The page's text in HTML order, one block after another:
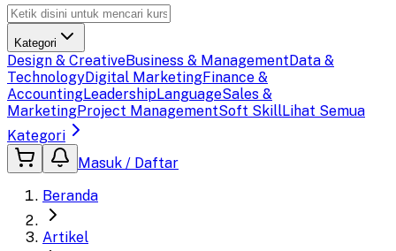
Kategori
Design & CreativeBusiness & ManagementData &
TechnologyDigital MarketingFinance &
AccountingLeadershipLanguageSales &
MarketingProject ManagementSoft SkillLihat Semua
Kategori
Masuk / Daftar
Beranda
Artikel